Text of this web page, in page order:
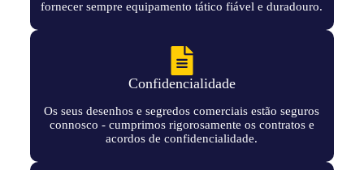
fornecer sempre equipamento tático fiável e duradouro.
Confidencialidade
Os seus desenhos e segredos comerciais estão seguros
connosco - cumprimos rigorosamente os contratos e
acordos de confidencialidade.